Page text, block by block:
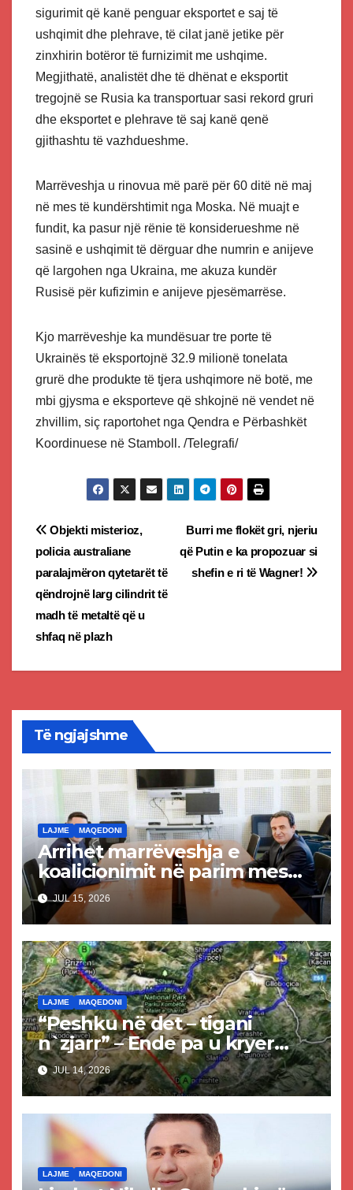
sigurimit që kanë penguar eksportet e saj të
ushqimit dhe plehrave, të cilat janë jetike për
zinxhirin botëror të furnizimit me ushqime.
Megjithatë, analistët dhe të dhënat e eksportit
tregojnë se Rusia ka transportuar sasi rekord gruri
dhe eksportet e plehrave të saj kanë qenë
gjithashtu të vazhdueshme.
Marrëveshja u rinovua më parë për 60 ditë në maj
në mes të kundërshtimit nga Moska. Në muajt e
fundit, ka pasur një rënie të konsiderueshme në
sasinë e ushqimit të dërguar dhe numrin e anijeve
që largohen nga Ukraina, me akuza kundër
Rusisë për kufizimin e anijeve pjesëmarrëse.
Kjo marrëveshje ka mundësuar tre porte të
Ukrainës të eksportojnë 32.9 milionë tonelata
grurë dhe produkte të tjera ushqimore në botë, me
mbi gjysma e eksporteve që shkojnë në vendet në
zhvillim, siç raportohet nga Qendra e Përbashkët
Koordinuese në Stamboll. /Telegrafi/
Post
navigation
Burri me flokët gri, njeriu
që Putin e ka propozuar si
shefin e ri të Wagner!
Objekti misterioz,
policia australiane
paralajmëron qytetarët të
qëndrojnë larg cilindrit të
madh të metaltë që u
shfaq në plazh
Të ngjajshme
LAJME MAQEDONI
Arrihet marrëveshja e
koalicionimit në parim mes
Kurtit dhe Abdixhikut
JUL 15, 2026
LAJME MAQEDONI
“Peshku në det – tigani
n`zjarr” – Ende pa u kryer
projekti i tunelit, komuna e
Tetovës nis punimet për
rrugën Tetovë – Prizren
JUL 14, 2026
LAJME MAQEDONI